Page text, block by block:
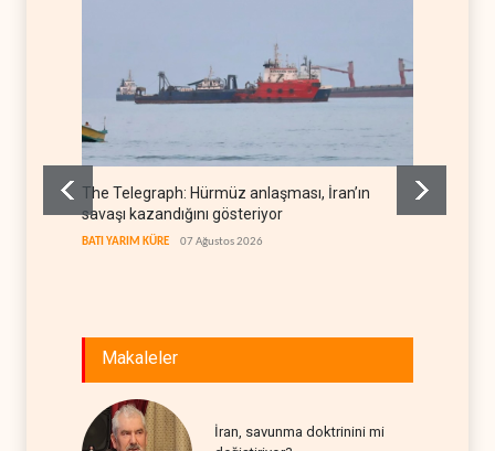
The Telegraph: Hürmüz anlaşması, İran’ın
savaşı kazandığını gösteriyor
BATI YARIM KÜRE 07 Ağustos 2026
Makaleler
İran, savunma doktrinini mi